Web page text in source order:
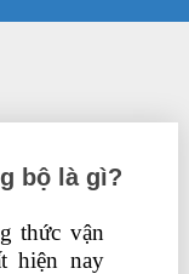
bộ là gì?
thức vận
hiện nay